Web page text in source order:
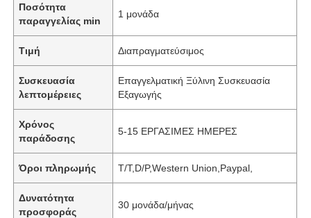
Ποσότητα
παραγγελίας min
1 μονάδα
Τιμή Διαπραγματεύσιμος
Συσκευασία
λεπτομέρειες
Επαγγελματική Ξύλινη Συσκευασία
Εξαγωγής
Χρόνος
παράδοσης
5-15 ΕΡΓΑΣΙΜΕΣ ΗΜΕΡΕΣ
Όροι πληρωμής T/T,D/P,Western Union,Paypal,
Δυνατότητα
προσφοράς
30 μονάδα/μήνας